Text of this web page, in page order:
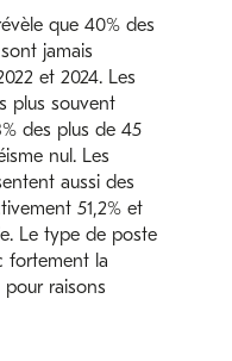
que 40% des
jamais
et 2024. Les
plus souvent
des plus de 45
nul. Les
aussi des
51,2% et
Le type de poste
fortement la
raisons